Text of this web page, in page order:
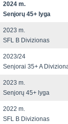
2024 m.
Senjorų 45+ lyga
2023 m.
SFL B Divizionas
2023/24
Senjorai 35+ A
2023 m.
Senjorų 45+ lyga
2022 m.
SFL B Divizionas